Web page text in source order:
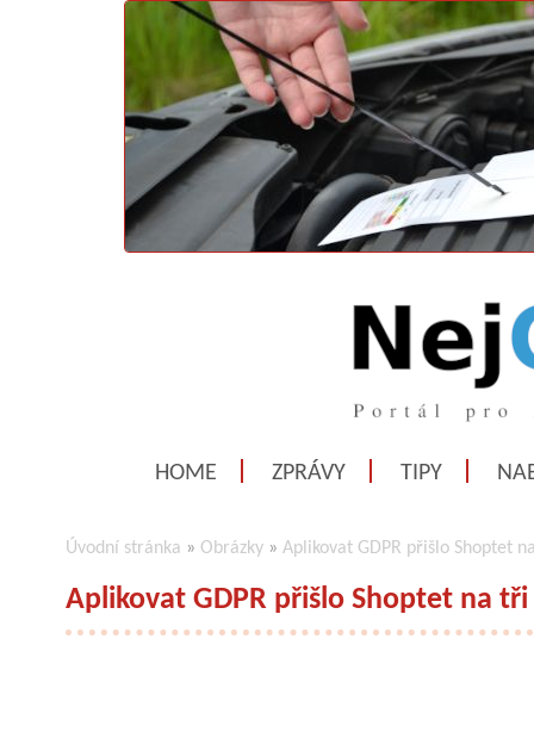
HOME ZPRÁVY TIPY
Úvodní stránka » Obrázky » Aplikovat GDPR přišlo Shoptet
Aplikovat GDPR přišlo Shoptet na